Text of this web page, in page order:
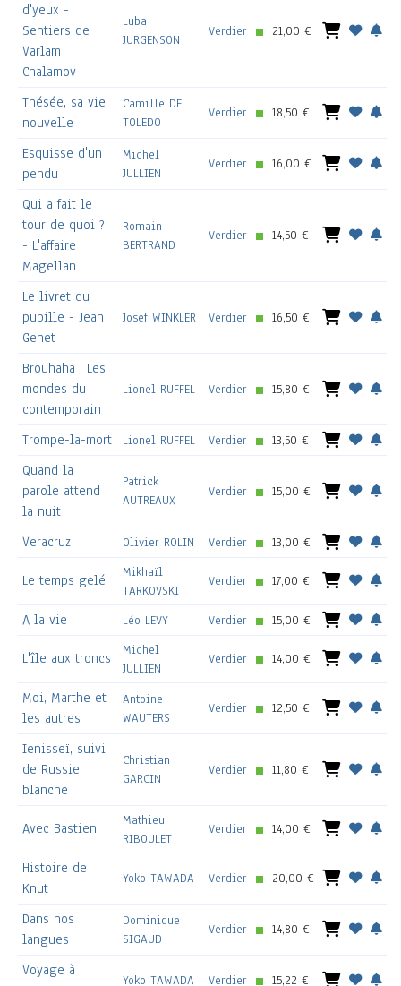
d'yeux -
Sentiers de
Varlam
Chalamov
Luba
JURGENSON
Verdier 21,00 €
Thésée, sa vie
nouvelle
Camille DE
TOLEDO
Verdier 18,50 €
Esquisse d'un
pendu
Michel
JULLIEN
Verdier 16,00 €
Qui a fait le
tour de quoi ?
- L'affaire
Magellan
Romain
BERTRAND
Verdier 14,50 €
Le livret du
pupille - Jean
Genet
Josef WINKLER Verdier 16,50 €
Brouhaha : Les
mondes du
contemporain
Lionel RUFFEL Verdier 15,80 €
Trompe-la-mort Lionel RUFFEL Verdier 13,50 €
Quand la
parole attend
la nuit
Patrick
AUTREAUX
Verdier 15,00 €
Veracruz Olivier ROLIN Verdier 13,00 €
Le temps gelé
Mikhaïl
TARKOVSKI
Verdier 17,00 €
A la vie Léo LEVY Verdier 15,00 €
L'île aux troncs
Michel
JULLIEN
Verdier 14,00 €
Moi, Marthe et
les autres
Antoine
WAUTERS
Verdier 12,50 €
Ienisseï, suivi
de Russie
blanche
Christian
GARCIN
Verdier 11,80 €
Avec Bastien
Mathieu
RIBOULET
Verdier 14,00 €
Histoire de
Knut
Yoko TAWADA Verdier 20,00 €
Dans nos
langues
Dominique
SIGAUD
Verdier 14,80 €
Voyage à
Yoko TAWADA Verdier 15,22 €